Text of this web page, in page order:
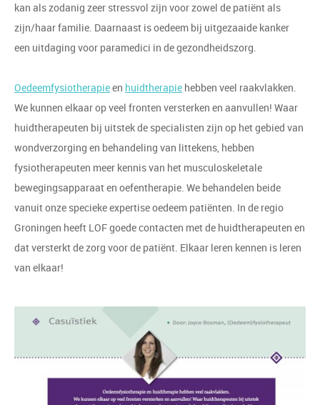
kan als zodanig zeer stressvol zijn voor zowel de patiënt als
zijn/haar familie. Daarnaast is oedeem bij uitgezaaide kanker
een uitdaging voor paramedici in de gezondheidszorg.
Oedeemfysiotherapieen huidtherapie hebben veel raakvlakken.
We kunnen elkaar op veel fronten versterken en aanvullen! Waar
huidtherapeuten bij uitstek de specialisten zijn op het gebied van
wondverzorging en behandeling van littekens, hebben
fysiotherapeuten meer kennis van het musculoskeletale
bewegingsapparaat en oefentherapie. We behandelen beide
vanuit onze specieke expertise oedeem patiënten. In de regio
Groningen heeft LOF goede contacten met de huidtherapeuten en
dat versterkt de zorg voor de patiënt. Elkaar leren kennen is leren
van elkaar!